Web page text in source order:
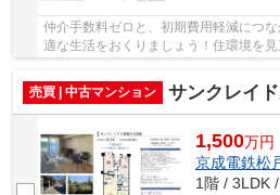
仲介手数料ゼロと、初期費用軽減につ
適な生活をおくりましょう！住環境を
売買 | 中古マンション
サンクレイドル薬園
1,500万円
京成電鉄松
1階 / 3LDK